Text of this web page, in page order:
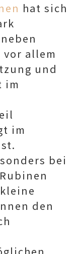
hat sich
allem
und
im
im
bei
den